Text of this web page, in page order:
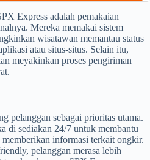
Express adalah pemakaian
Mereka memakai sistem
wisatawan memantau status
atau situs-situs. Selain itu,
meyakinkan proses pengiriman
pelanggan sebagai prioritas utama.
di sediakan 24/7 untuk membantu
memberikan informasi terkait ongkir.
pelanggan merasa lebih